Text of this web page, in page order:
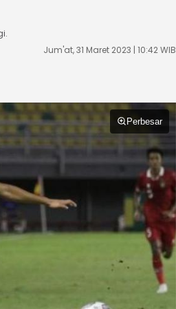
Jum'at, 31 Maret 2023 | 10:42 WIB
Perbesar